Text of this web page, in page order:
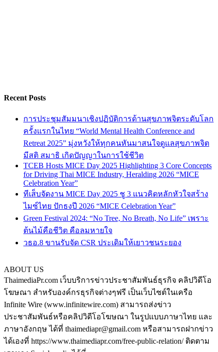
Recent Posts
การประชุมสัมมนาเชิงปฏิบัติการด้านสุขภาพจิตระดับโลก
ครั้งแรกในไทย “World Mental Health Conference and
Retreat 2025” มุ่งหวังให้ทุกคนหันมาสนใจดูแลสุขภาพจิต
มีสติ สมาธิ เกิดปัญญาในการใช้ชีวิต
TCEB Hosts MICE Day 2025 Highlighting 3 Core Concepts
for Driving Thai MICE Industry, Heralding 2026 “MICE
Celebration Year”
ทีเส็บจัดงาน MICE Day 2025 ชู 3 แนวคิดหลักหัวใจสร้าง
ไมซ์ไทย ปักธงปี 2026 “MICE Celebration Year”
Green Festival 2024: “No Tree, No Breath, No Life” เพราะ
ต้นไม้คือชีวิต คือลมหายใจ
วธอ.8 ขานรับจัด CSR ประเดิมให้เยาวชนระยอง
ABOUT US
ThaimediaPr.com เว็บบริการข่าวประชาสัมพันธ์ธุรกิจ คลิปวิดีโอ
โฆษณา สำหรับองค์กรธุรกิจต่างๆฟรี เป็นเว็บไซต์ในเครือ
Infinite Wire (www.infinitewire.com) สามารถส่งข่าว
ประชาสัมพันธ์หรือคลิปวิดีโอโฆษณา ในรูปแบบภาษาไทย และ
ภาษาอังกฤษ ได้ที่ thaimediapr@gmail.com หรือสามารถฝากข่าว
ได้เองที่ https://www.thaimediapr.com/free-public-relation/ ติดตาม